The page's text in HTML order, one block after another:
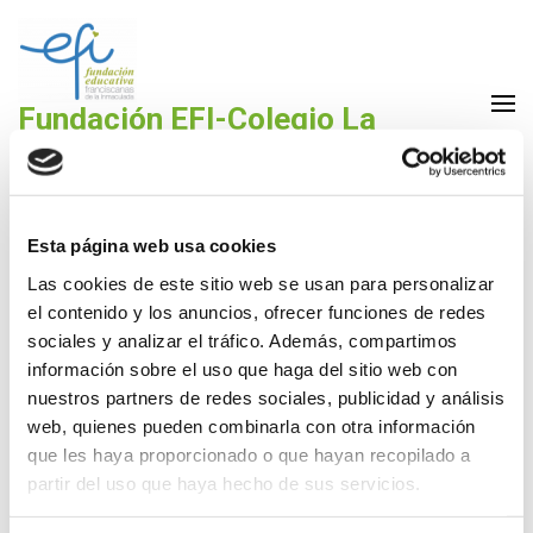
Esta página web usa cookies
Las cookies de este sitio web se usan para personalizar
el contenido y los anuncios, ofrecer funciones de redes
sociales y analizar el tráfico. Además, compartimos
información sobre el uso que haga del sitio web con
nuestros partners de redes sociales, publicidad y análisis
web, quienes pueden combinarla con otra información
que les haya proporcionado o que hayan recopilado a
partir del uso que haya hecho de sus servicios.
contenido
(presiona
tecla
Fundación EFI-Colegio La
Purísima Alzira
Fundación Educativa Franciscanas de la Inmaculada
Menú comedor Marzo
28 Feb,2020 La Purísima
Menú comedor: Marzo DESCARGA